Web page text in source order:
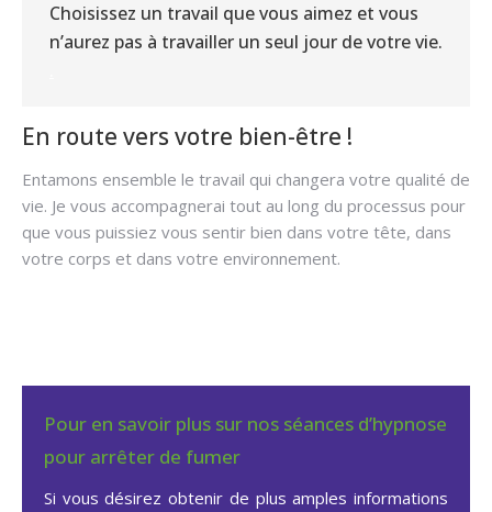
Choisissez un travail que vous aimez et vous
n’aurez pas à travailler un seul jour de votre vie.
En route vers votre bien-être !
Entamons ensemble le travail qui changera votre qualité de
vie. Je vous accompagnerai tout au long du processus pour
que vous puissiez vous sentir bien dans votre tête, dans
votre corps et dans votre environnement.
Pour en savoir plus sur nos séances d’hypnose
pour arrêter de fumer
Si vous désirez obtenir de plus amples informations